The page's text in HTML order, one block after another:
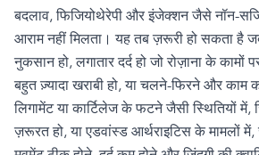
बदलाव,फिजियोथेरेपी और इंजेक्शन जैसे नॉन-
आराम नहीं मिलता। यह तब ज़रूरी हो सकता है
नुकसान हो,लगातार दर्द हो जो रोज़ाना के कामों
बहुत ज़्यादा खराबी हो,या चलने-फिरने और काम
लिगामेंट या कार्टिलेज के फटने जैसी स्थितियों में,
ज़रूरत हो,या एडवांस्ड आर्थराइटिस के मामलों में,